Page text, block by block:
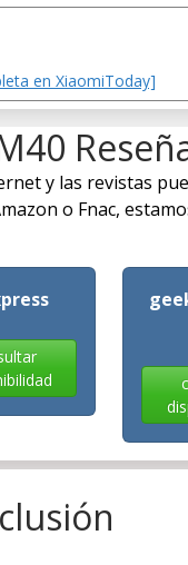
en XiaomiToday]
y las revistas
o Fnac,